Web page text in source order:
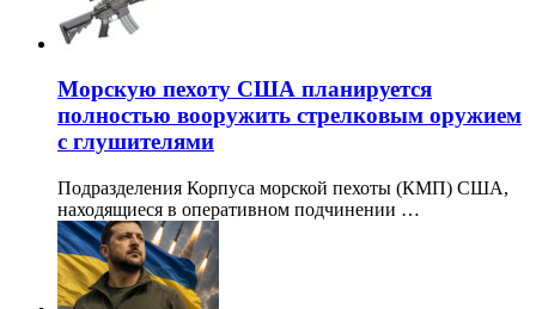
Морскую пехоту США планируется
полностью вооружить стрелковым оружием
с глушителями
Подразделения Корпуса морской пехоты (КМП) США,
находящиеся в оперативном подчинении …